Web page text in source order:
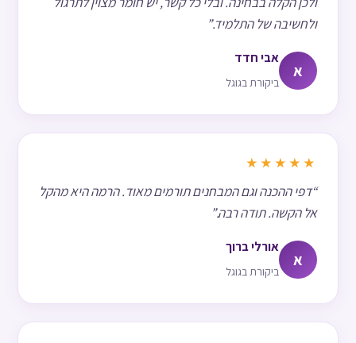
ולחשיבה של התלמיד.”
א
אבי חדד
ביקורת בגוגל
★★★★★
“דפי ההכנה וגם המבחנים תורמים מאוד. הרמה היא מהקל
אל הקשה. תודה רבה.”
א
אורלי ברוך
ביקורת בגוגל